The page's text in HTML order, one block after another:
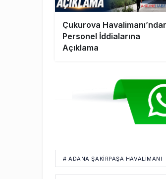
Çukurova
Personel İddialarına
Açıklama
# ADANA ŞAKIRPAŞA HAVALIMANI